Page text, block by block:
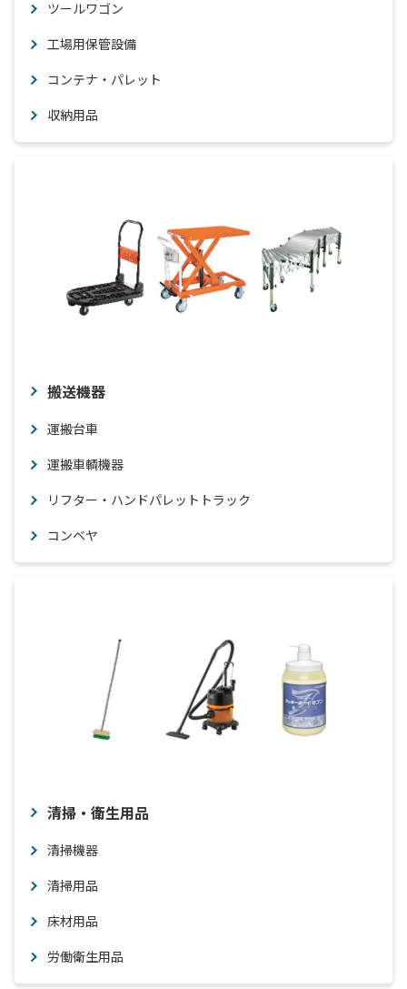
ツールワゴン
工場用保管設備
コンテナ・パレット
収納用品
搬送機器
運搬台車
運搬車輌機器
リフター・ハンドパレットトラック
コンベヤ
清掃・衛生用品
清掃機器
清掃用品
床材用品
労働衛生用品